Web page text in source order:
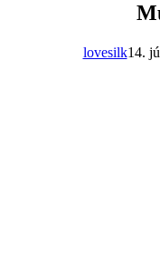
lovesilk14.